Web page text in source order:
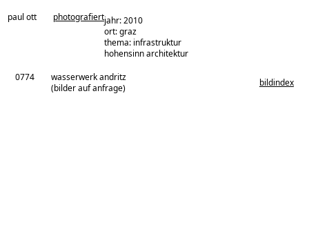
paul ott photografiertjahr: 2010
ort: graz
thema: infrastruktur
architekturbüro:
hohensinn architektur
0774
wasserwerk andritz
(bilder auf anfrage)
bildindex